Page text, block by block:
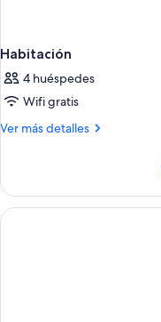
Habitación
4 huéspedes
Wifi gratis
Ver más detalles
Más